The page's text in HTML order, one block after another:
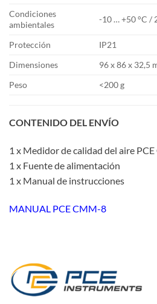
Condiciones
ambientales
-10 … +50 °C /
Protección
IP21
Dimensiones
96 x 86 x 32,5
Peso
<200 g
CONTENIDO DEL ENVÍO
1 x Medidor de calidad del aire
1 x Fuente de alimentación
1 x Manual de instrucciones
MANUAL PCE CMM-8